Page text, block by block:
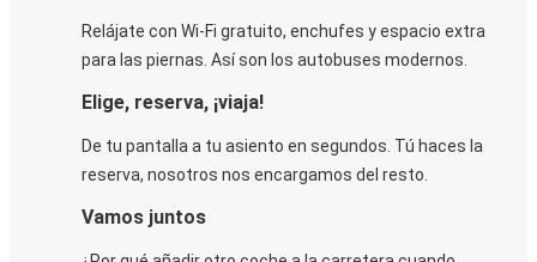
Relájate con Wi-Fi gratuito, enchufes y espacio extra
para las piernas. Así son los autobuses modernos.
Elige, reserva, ¡viaja!
De tu pantalla a tu asiento en segundos. Tú haces la
reserva, nosotros nos encargamos del resto.
Vamos juntos